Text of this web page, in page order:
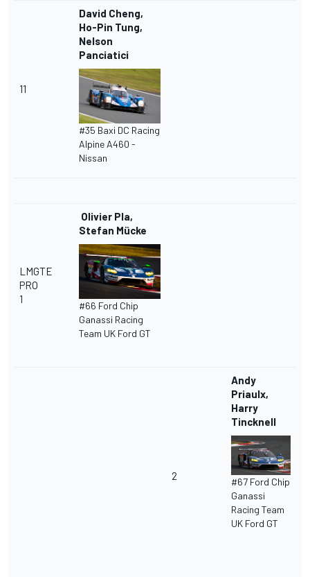
11
David Cheng,
Ho-Pin Tung,
Nelson
Panciatici
#35 Baxi DC Racing
Alpine A460 -
Nissan
LMGTE
PRO
1
Olivier Pla,
Stefan Mücke
#66 Ford Chip
Ganassi Racing
Team UK Ford GT
2
Andy
Priaulx,
Harry
Tincknell
#67 Ford Chip
Ganassi
Racing Team
UK Ford GT